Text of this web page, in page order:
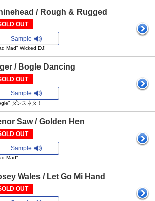
/ Rough & Rugged
OUT
Sample
Mad" Wicked DJ!
/ Bogle Dancing
OUT
Sample
ダンスネタ！
Saw / Golden Hen
OUT
Sample
Mad"
Wales / Let Go Mi Hand
OUT